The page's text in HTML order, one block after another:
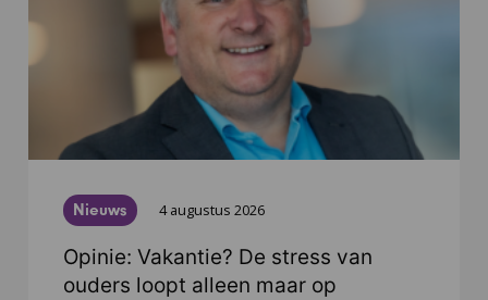
Nieuws 4 augustus 2026
Opinie: Vakantie? De stress van
ouders loopt alleen maar op